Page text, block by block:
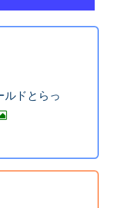
ルドとらっ